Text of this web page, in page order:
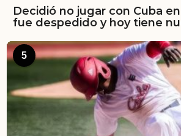
Decidió no jugar con Cuba
fue despedido y hoy tiene
5